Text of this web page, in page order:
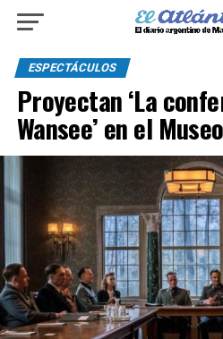
ESPECTÁCULOS
Proyectan ‘La
Wansee’ en el